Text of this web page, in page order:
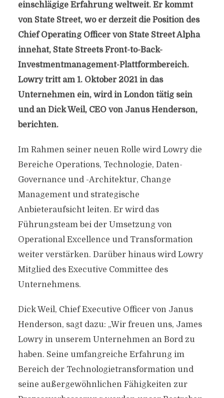
einschlägige Erfahrung weltweit. Er kommt
von State Street, wo er derzeit die Position des
Chief Operating Officer von State Street Alpha
innehat, State Streets Front-to-Back-
Investmentmanagement-Plattformbereich.
Lowry tritt am 1. Oktober 2021 in das
Unternehmen ein, wird in London tätig sein
und an Dick Weil, CEO von Janus Henderson,
berichten.
Im Rahmen seiner neuen Rolle wird Lowry die
Bereiche Operations, Technologie, Daten-
Governance und -Architektur, Change
Management und strategische
Anbieteraufsicht leiten. Er wird das
Führungsteam bei der Umsetzung von
Operational Excellence und Transformation
weiter verstärken. Darüber hinaus wird Lowry
Mitglied des Executive Committee des
Unternehmens.
Dick Weil, Chief Executive Officer von Janus
Henderson, sagt dazu: „Wir freuen uns, James
Lowry in unserem Unternehmen an Bord zu
haben. Seine umfangreiche Erfahrung im
Bereich der Technologietransformation und
seine außergewöhnlichen Fähigkeiten zur